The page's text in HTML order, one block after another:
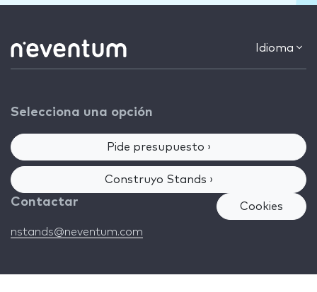
Idioma
Selecciona una opción
Pide presupuesto ›
Construyo Stands ›
Contactar
nstands@neventum.com
Cookies